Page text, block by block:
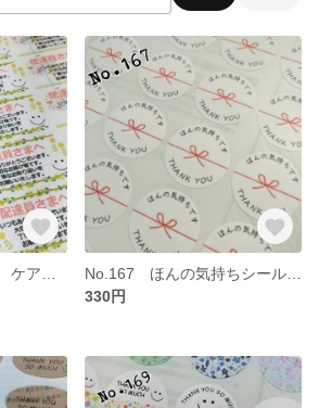
330円